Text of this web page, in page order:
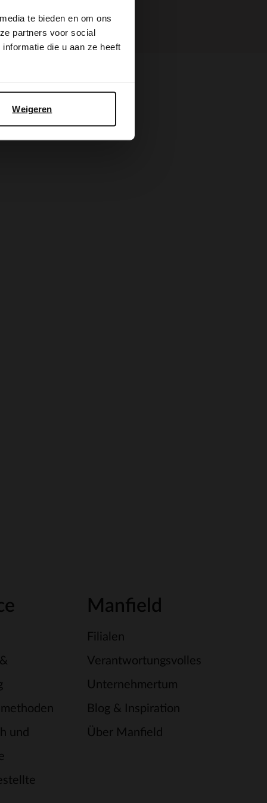
te bieden en om ons
partners voor social
die u aan ze heeft
Weigeren
und
Manfield
Filialen
Verantwortungsvolles
Unternehmertum
Blog & Inspiration
Über Manfield